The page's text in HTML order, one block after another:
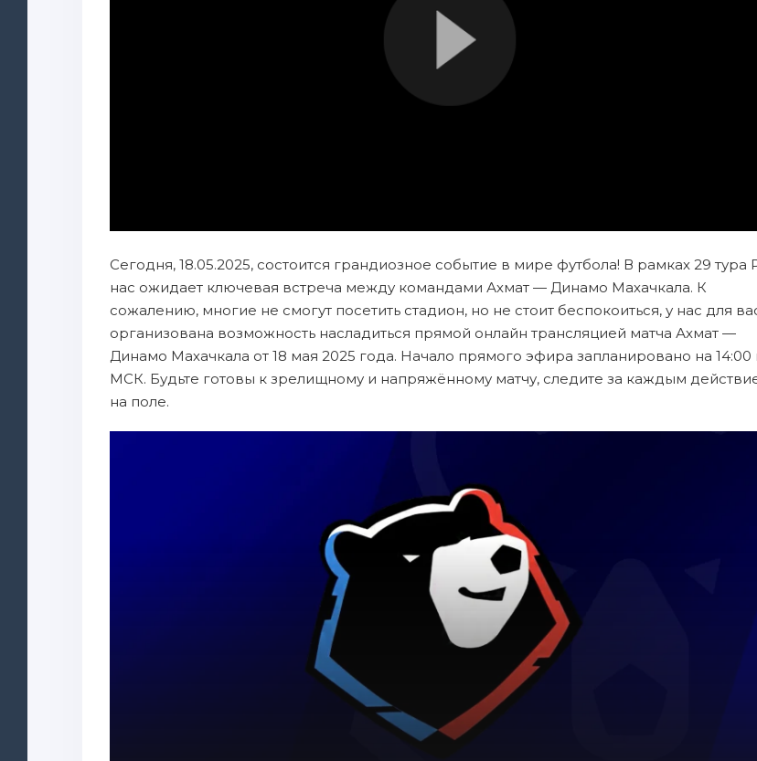
Сегодня, 18.05.2025, состоится грандиозное событие в мире футбола! В рамках 29 тура
нас ожидает ключевая встреча между командами Ахмат — Динамо Махачкала. К
сожалению, многие не смогут посетить стадион, но не стоит беспокоиться, у нас для
организована возможность насладиться прямой онлайн трансляцией матча Ахмат —
Динамо Махачкала от 18 мая 2025 года. Начало прямого эфира запланировано на 14:00
МСК. Будьте готовы к зрелищному и напряжённому матчу, следите за каждым
на поле.